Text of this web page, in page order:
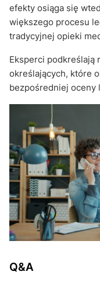
efekty osiąga się
większego procesu
tradycyjnej opieki
Eksperci podkreślają
określających, które
bezpośredniej oceny
Q&A